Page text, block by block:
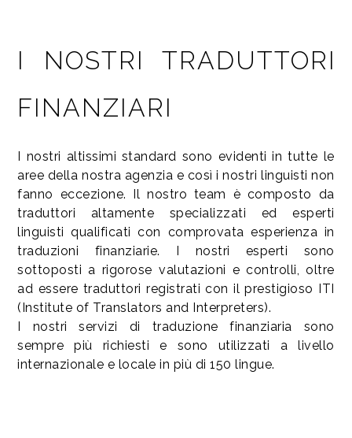
I NOSTRI TRADUTTORI
FINANZIARI
I nostri altissimi standard sono evidenti in tutte le
aree della nostra agenzia e così i nostri linguisti non
fanno eccezione. Il nostro team è composto da
traduttori altamente specializzati ed esperti
linguisti qualificati con comprovata esperienza in
traduzioni finanziarie. I nostri esperti sono
sottoposti a rigorose valutazioni e controlli, oltre
ad essere traduttori registrati con il prestigioso ITI
(Institute of Translators and Interpreters).
I nostri servizi di traduzione finanziaria sono
sempre più richiesti e sono utilizzati a livello
internazionale e locale in più di 150 lingue.